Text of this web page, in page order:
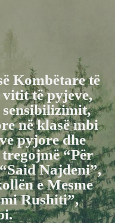
Kombëtare të
vitit të pyjeve,
në klasë mbi
pyjore dhe
“Për
Najdeni”,
e Mesme
Rushiti”,